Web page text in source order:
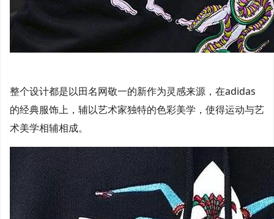
整个设计都是以田名网敬一的新作为灵感来源，在adidas
的经典服饰上，辅以艺术家独特的色彩美学，使得运动与艺
术美学相辅相成。